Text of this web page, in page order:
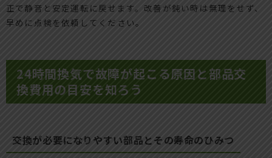
正で静音と安定運転に戻せます。改善が鈍い時は無理をせず、
早めに点検を依頼してください。
24時間換気で故障が起こる原因と部品交
換費用の目安を知ろう
交換が必要になりやすい部品とその寿命のひみつ